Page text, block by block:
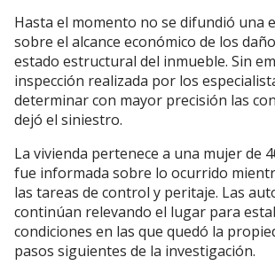
Hasta el momento no se difundió una
sobre el alcance económico de los
estado estructural del inmueble. Sin
inspección realizada por los
determinar con mayor precisión las
dejó el siniestro.
La vivienda pertenece a una mujer de
fue informada sobre lo ocurrido
las tareas de control y peritaje. Las
continúan relevando el lugar para
condiciones en las que quedó la
pasos siguientes de la investigación.